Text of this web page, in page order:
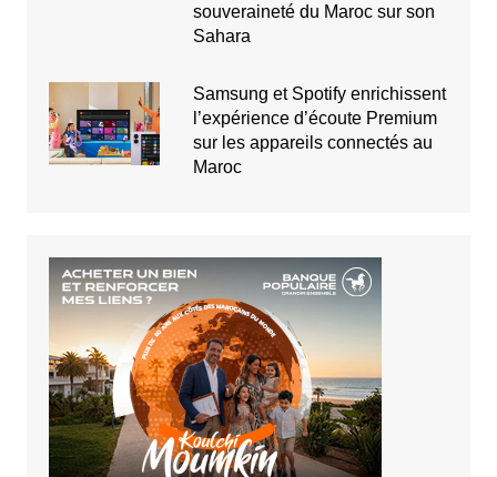
souveraineté du Maroc sur son
Sahara
Samsung et Spotify enrichissent
l’expérience d’écoute Premium
sur les appareils connectés au
Maroc